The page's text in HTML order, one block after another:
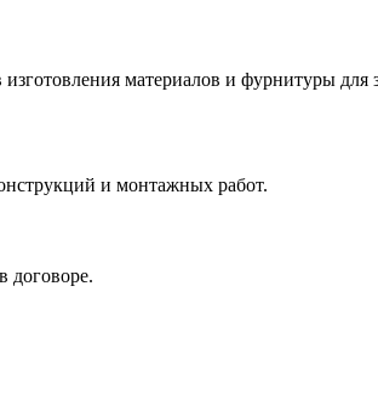
материалов и фурнитуры для
и монтажных работ.
договоре.